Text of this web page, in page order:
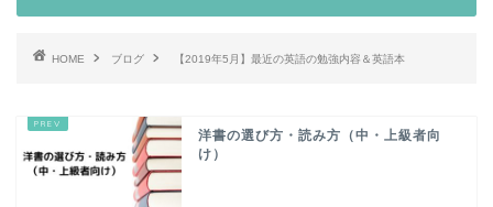
HOME ブログ 【2019年5月】最近の英語の勉強内容＆英語本
洋書の選び方・読み方（中・上級者向
け）